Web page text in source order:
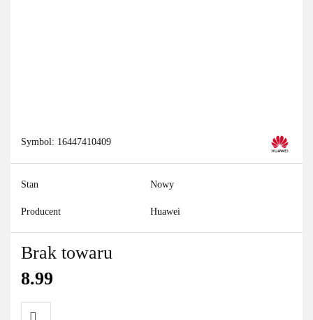
Symbol: 16447410409
Stan Nowy
Producent Huawei
Brak towaru
8.99